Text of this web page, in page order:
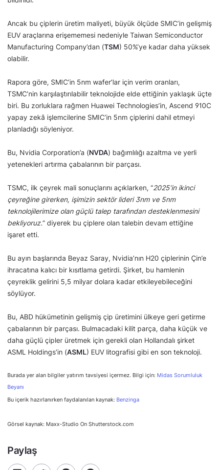
Ancak bu çiplerin üretim maliyeti, büyük ölçüde SMIC’in gelişmiş
EUV araçlarına erişememesi nedeniyle Taiwan Semiconductor
Manufacturing Company’dan (TSM) 50%’ye kadar daha yüksek
olabilir.
Rapora göre, SMIC’in 5nm wafer’lar için verim oranları,
TSMC’nin karşılaştırılabilir teknolojide elde ettiğinin yaklaşık üçte
biri. Bu zorluklara rağmen Huawei Technologies’in, Ascend 910C
yapay zekâ işlemcilerine SMIC’in 5nm çiplerini dahil etmeyi
planladığı söyleniyor.
Bu, Nvidia Corporation’a (NVDA) bağımlılığı azaltma ve yerli
yetenekleri artırma çabalarının bir parçası.
TSMC, ilk çeyrek mali sonuçlarını açıklarken, “2025’in ikinci
çeyreğine girerken, işimizin sektör lideri 3nm ve 5nm
teknolojilerimize olan güçlü talep tarafından desteklenmesini
bekliyoruz.” diyerek bu çiplere olan talebin devam ettiğine
işaret etti.
Bu ayın başlarında Beyaz Saray, Nvidia’nın H20 çiplerinin Çin’e
ihracatına kalıcı bir kısıtlama getirdi. Şirket, bu hamlenin
çeyreklik gelirini 5,5 milyar dolara kadar etkileyebileceğini
söylüyor.
Bu, ABD hükümetinin gelişmiş çip üretimini ülkeye geri getirme
çabalarının bir parçası. Bulmacadaki kilit parça, daha küçük ve
daha güçlü çipler üretmek için gerekli olan Hollandalı şirket
ASML Holdings’in (ASML) EUV litografisi gibi en son teknoloji.
Burada yer alan bilgiler yatırım tavsiyesi içermez. Bilgi için: Midas Sorumluluk
Beyanı
Bu içerik hazırlanırken faydalanılan kaynak: Benzinga
Görsel kaynak: Maxx-Studio On Shutterstock.com
Paylaş